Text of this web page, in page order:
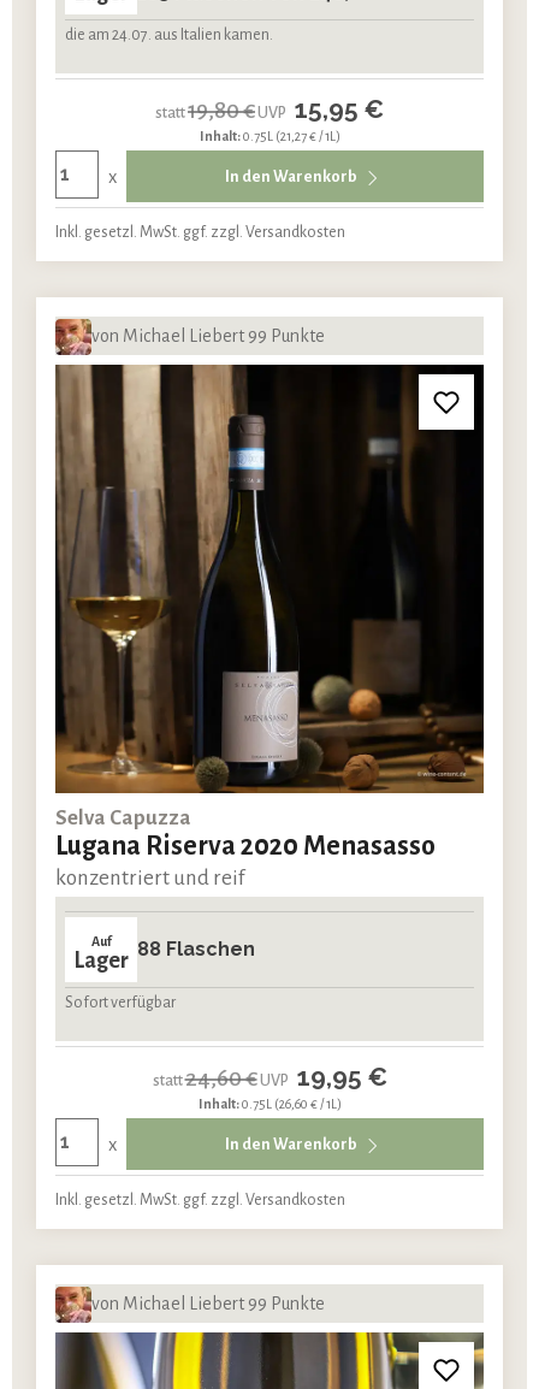
die am 24.07. aus Italien kamen.
statt19,80 €UVP 15,95 €
Inhalt:0.75L (21,27 € / 1L)
x In den Warenkorb
Inkl. gesetzl. MwSt. ggf. zzgl. Versandkosten
von Michael Liebert 99 Punkte
Selva Capuzza
Lugana Riserva 2020 Menasasso
konzentriert und reif
Auf
Lager 88 Flaschen
Sofort verfügbar
statt24,60 €UVP 19,95 €
Inhalt:0.75L (26,60 € / 1L)
x In den Warenkorb
Inkl. gesetzl. MwSt. ggf. zzgl. Versandkosten
von Michael Liebert 99 Punkte